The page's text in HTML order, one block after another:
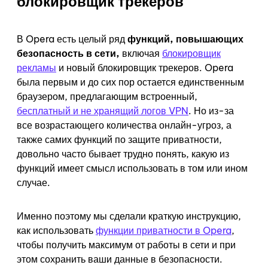
В Opera есть целый ряд функций, повышающих
безопасность в сети, включая блокировщик
рекламы и новый блокировщик трекеров. Opera
была первым и до сих пор остается единственным
браузером, предлагающим встроенный,
бесплатный и не хранящий логов VPN. Но из-за
все возрастающего количества онлайн-угроз, а
также самих функций по защите приватности,
довольно часто бывает трудно понять, какую из
функций имеет смысл использовать в том или ином
случае.
Именно поэтому мы сделали краткую инструкцию,
как использовать функции приватности в Opera,
чтобы получить максимум от работы в сети и при
этом сохранить ваши данные в безопасности.